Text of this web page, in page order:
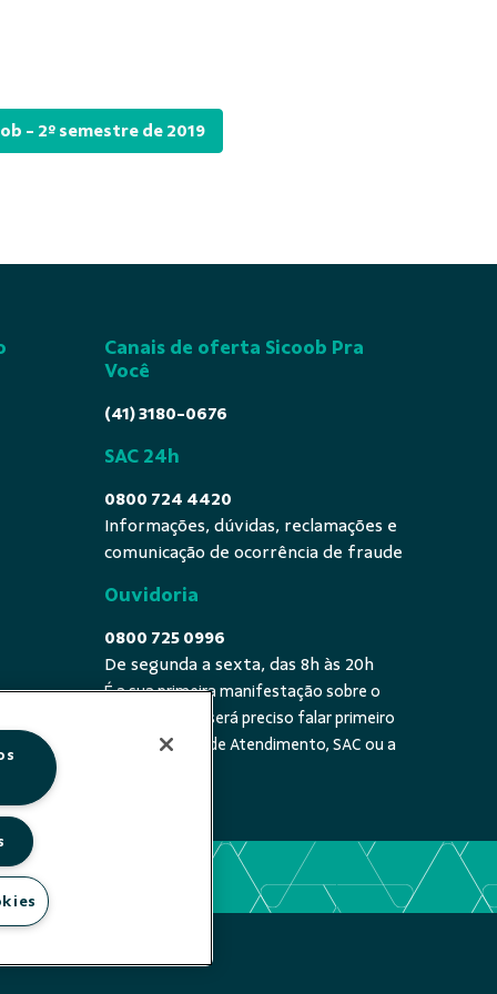
- 2º semestre de 2019
Canais de oferta Sicoob Pra
Você
(41) 3180-0676
SAC 24h
0800 724 4420
Informações, dúvidas, reclamações e
comunicação de ocorrência de fraude
Ouvidoria
0800 725 0996
De segunda a sexta, das 8h às 20h
É a sua primeira manifestação sobre o
tema? Se sim, será preciso falar primeiro
com a Central de Atendimento, SAC ou a